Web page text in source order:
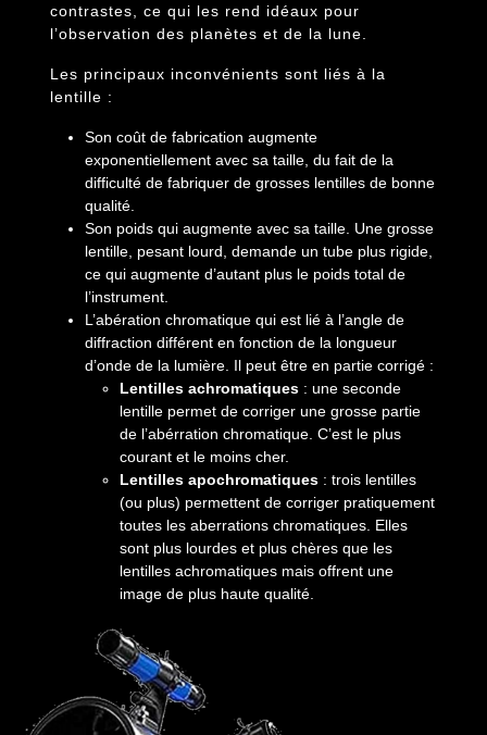
contrastes, ce qui les rend idéaux pour
l’observation des planètes et de la lune.
Les principaux inconvénients sont liés à la
lentille :
Son coût de fabrication augmente
exponentiellement avec sa taille, du fait de la
difficulté de fabriquer de grosses lentilles de bonne
qualité.
Son poids qui augmente avec sa taille. Une grosse
lentille, pesant lourd, demande un tube plus rigide,
ce qui augmente d’autant plus le poids total de
l’instrument.
L’abération chromatique qui est lié à l’angle de
diffraction différent en fonction de la longueur
d’onde de la lumière. Il peut être en partie corrigé :
Lentilles achromatiques: une seconde
lentille permet de corriger une grosse partie
de l’abérration chromatique. C’est le plus
courant et le moins cher.
Lentilles apochromatiques: trois lentilles
(ou plus) permettent de corriger pratiquement
toutes les aberrations chromatiques. Elles
sont plus lourdes et plus chères que les
lentilles achromatiques mais offrent une
image de plus haute qualité.